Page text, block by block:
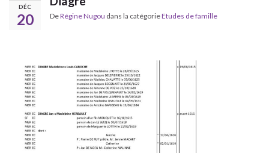
DÉC
20 DeRégine Nugou dans la catégorieEtudes de famille